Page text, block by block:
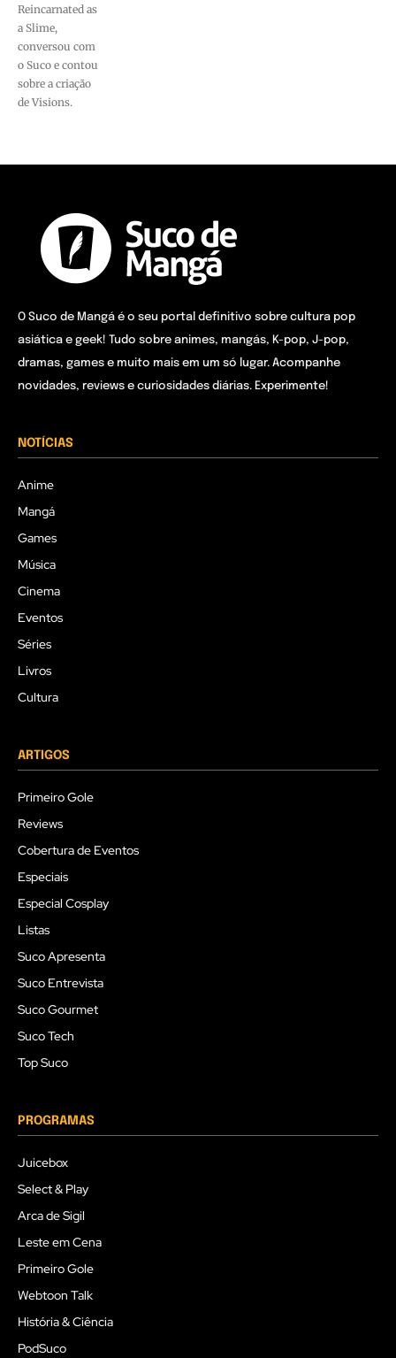
Reincarnated as
a Slime,
conversou com
o Suco e contou
sobre a criação
de Visions.
O Suco de Mangá é o seu portal definitivo sobre cultura pop
asiática e geek! Tudo sobre animes, mangás, K-pop, J-pop,
dramas, games e muito mais em um só lugar. Acompanhe
novidades, reviews e curiosidades diárias. Experimente!
NOTÍCIAS
Anime
Mangá
Games
Música
Cinema
Eventos
Séries
Livros
Cultura
ARTIGOS
Primeiro Gole
Reviews
Cobertura de Eventos
Especiais
Especial Cosplay
Listas
Suco Apresenta
Suco Entrevista
Suco Gourmet
Suco Tech
Top Suco
PROGRAMAS
Juicebox
Select & Play
Arca de Sigil
Leste em Cena
Primeiro Gole
Webtoon Talk
História & Ciência
PodSuco